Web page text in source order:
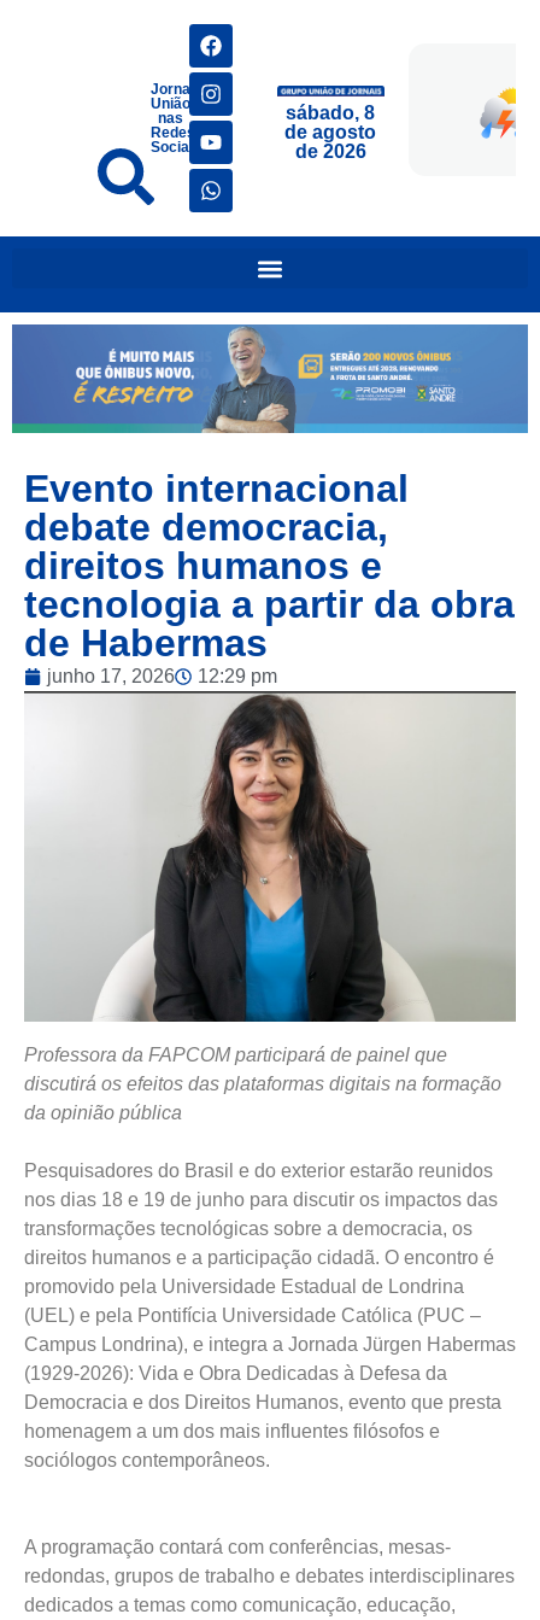
Jornais
União
nas
Redes
Sociais
sábado, 8
de agosto
de 2026
Evento internacional
debate democracia,
direitos humanos e
tecnologia a partir da obra
de Habermas
junho 17, 2026 12:29 pm
Professora da FAPCOM participará de painel que
discutirá os efeitos das plataformas digitais na formação
da opinião pública
Pesquisadores do Brasil e do exterior estarão reunidos
nos dias 18 e 19 de junho para discutir os impactos das
transformações tecnológicas sobre a democracia, os
direitos humanos e a participação cidadã. O encontro é
promovido pela Universidade Estadual de Londrina
(UEL) e pela Pontifícia Universidade Católica (PUC –
Campus Londrina), e integra a Jornada Jürgen Habermas
(1929-2026): Vida e Obra Dedicadas à Defesa da
Democracia e dos Direitos Humanos, evento que presta
homenagem a um dos mais influentes filósofos e
sociólogos contemporâneos.
A programação contará com conferências, mesas-
redondas, grupos de trabalho e debates interdisciplinares
dedicados a temas como comunicação, educação,